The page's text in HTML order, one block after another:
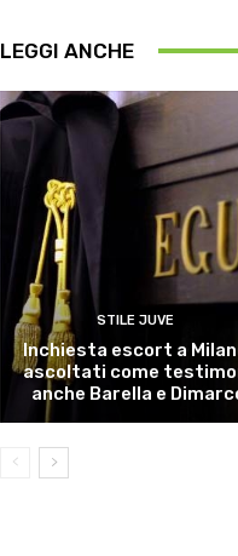
LEGGI ANCHE
STILE JUVE
Inchiesta escort a
ascoltati come
anche Barella e